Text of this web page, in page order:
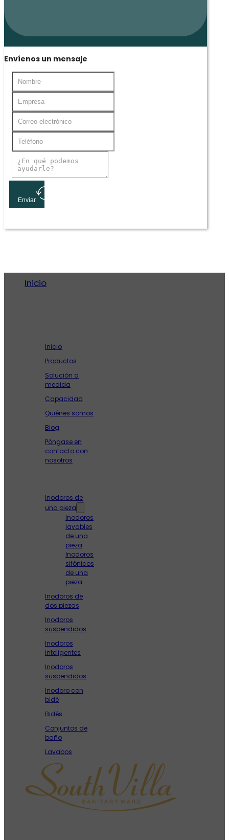
Envíenos un mensaje
Enviar
Inicio
Inicio
Productos
Solución a
medida
Capacidad
Quiénes somos
Blog
Póngase en
contacto con
nosotros
Inodoros de
una pieza
Inodoros
lavables
de una
pieza
Inodoros
sifónicos
de una
pieza
Inodoros de
dos piezas
Inodoros
suspendidos
Inodoros
inteligentes
Inodoros
suspendidos
Inodoro con
bidé
Bidés
Conjuntos de
baño
Lavabos